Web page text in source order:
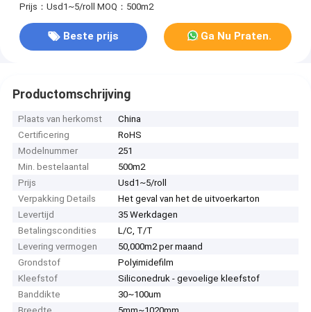
Prijs：Usd1~5/roll MOQ：500m2
Beste prijs Ga Nu Praten.
Productomschrijving
Plaats van herkomst
China
Certificering
RoHS
Modelnummer
251
Min. bestelaantal
500m2
Prijs
Usd1~5/roll
Verpakking Details
Het geval van het de uitvoerkarton
Levertijd
35 Werkdagen
Betalingscondities
L/C, T/T
Levering vermogen
50,000m2 per maand
Grondstof
Polyimidefilm
Kleefstof
Siliconedruk - gevoelige kleefstof
Banddikte
30~100um